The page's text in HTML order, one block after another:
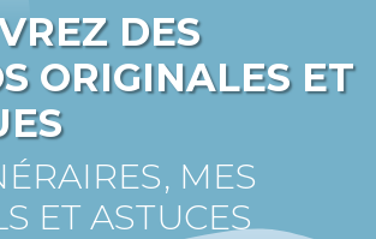
DES
ORIGINALES ET
MES
ET ASTUCES